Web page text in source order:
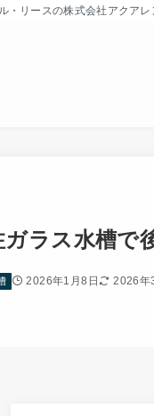
・リースの株式会社アクア
ガラス水槽で
2026年1月8日 2026年